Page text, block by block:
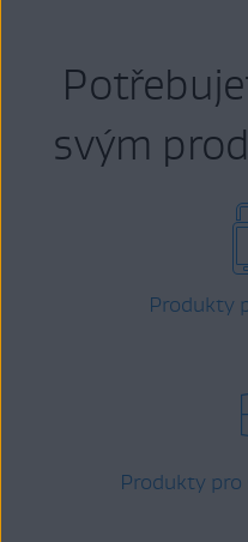
svým
Produkty
Produkty pro